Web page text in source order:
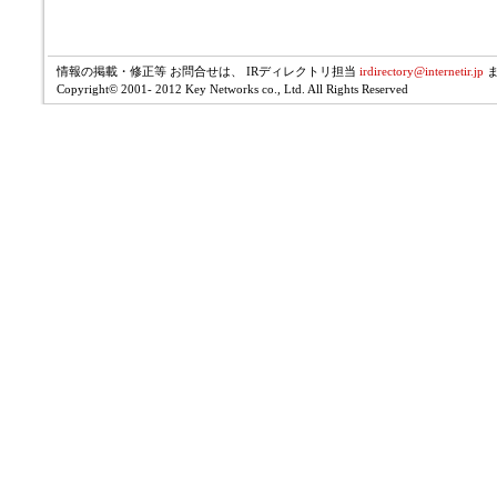
情報の掲載・修正等 お問合せは、 IRディレクトリ担当 irdirectory@internetir.jp
Copyright© 2001- 2012 Key Networks co., Ltd. All Rights Reserved